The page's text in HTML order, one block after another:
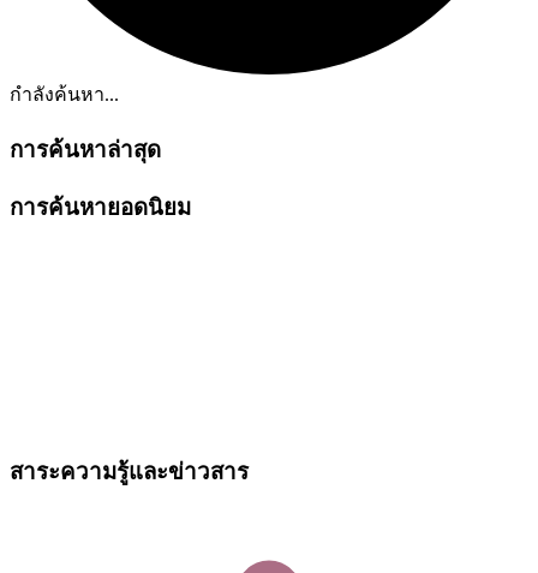
กำลังค้นหา...
การค้นหาล่าสุด
การค้นหายอดนิยม
สาระความรู้และข่าวสาร